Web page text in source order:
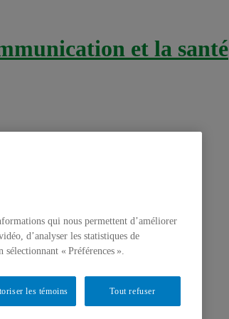
et la santé
, Vidéos
qui nous permettent d’améliorer
d’analyser les statistiques de
« Préférences ».
Tout refuser
les témoins